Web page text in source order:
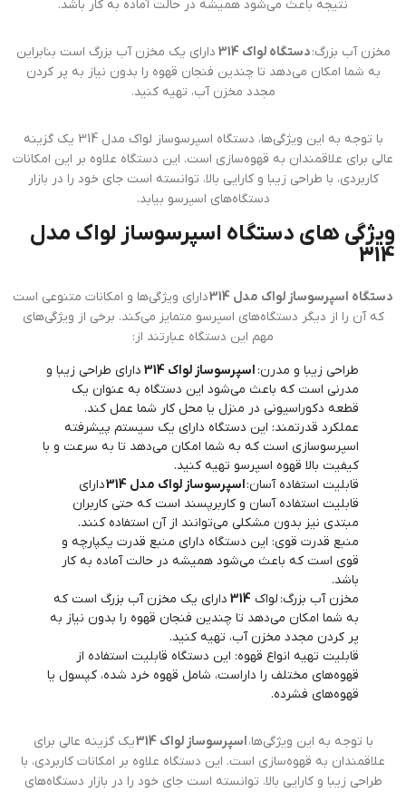
نتیجه باعث می‌شود همیشه در حالت آماده به کار باشد.
مخزن آب بزرگ:دستگاه لواک 314
دارای یک مخزن آب بزرگ است بنابراین
به شما امکان می‌دهد تا چندین فنجان قهوه را بدون نیاز به پر کردن
مجدد مخزن آب، تهیه کنید.
با توجه به این ویژگی‌ها، دستگاه اسپرسوساز لواک مدل 314 یک گزینه
عالی برای علاقمندان به قهوه‌سازی است. این دستگاه علاوه بر این امکانات
کاربردی، با طراحی زیبا و کارایی بالا، توانسته است جای خود را در بازار
دستگاه‌های اسپرسو بیابد.
ویژگی های دستگاه اسپرسوساز لواک مدل
314
دستگاه اسپرسوساز لواک مدل 314
دارای ویژگی‌ها و امکانات متنوعی است
که آن را از دیگر دستگاه‌های اسپرسو متمایز می‌کند. برخی از ویژگی‌های
مهم این دستگاه عبارتند از:
طراحی زیبا و مدرن: اسپرسوساز لواک 314
دارای طراحی زیبا و
مدرنی است که باعث می‌شود این دستگاه به عنوان یک
قطعه دکوراسیونی در منزل یا محل کار شما عمل کند.
عملکرد قدرتمند: این دستگاه دارای یک سیستم پیشرفته
اسپرسوسازی است که به شما امکان می‌دهد تا به سرعت و با
کیفیت بالا قهوه اسپرسو تهیه کنید.
قابلیت استفاده آسان:اسپرسوساز لواک مدل 314
دارای
قابلیت استفاده آسان و کاربرپسند است که حتی کاربران
مبتدی نیز بدون مشکلی می‌توانند از آن استفاده کنند.
منبع قدرت قوی: این دستگاه دارای منبع قدرت یکپارچه و
قوی است که باعث می‌شود همیشه در حالت آماده به کار
باشد.
مخزن آب بزرگ: لواک 314 دارای یک مخزن آب بزرگ است که
به شما امکان می‌دهد تا چندین فنجان قهوه را بدون نیاز به
پر کردن مجدد مخزن آب، تهیه کنید.
قابلیت تهیه انواع قهوه: این دستگاه قابلیت استفاده از
قهوه‌های مختلف را داراست، شامل قهوه خرد شده، کپسول یا
قهوه‌های فشرده.
با توجه به این ویژگی‌ها،اسپرسوساز لواک 314
یک گزینه عالی برای
علاقمندان به قهوه‌سازی است. این دستگاه علاوه بر امکانات کاربردی، با
طراحی زیبا و کارایی بالا، توانسته است جای خود را در بازار دستگاه‌های